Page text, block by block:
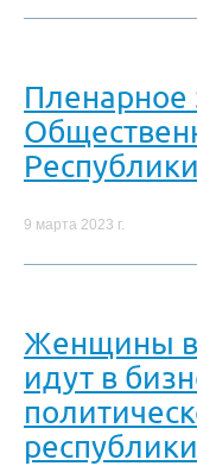
Пленарное
9 марта 2023 г.
Женщины в
идут в
республики